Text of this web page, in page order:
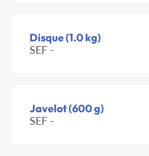
Disque (1.0 kg)
SEF -
Javelot (600 g)
SEF -